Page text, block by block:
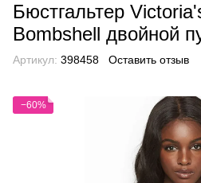
Бюстгальтер
Bombshell двойной
Артикул: 398458 Оставить отзыв
−60%